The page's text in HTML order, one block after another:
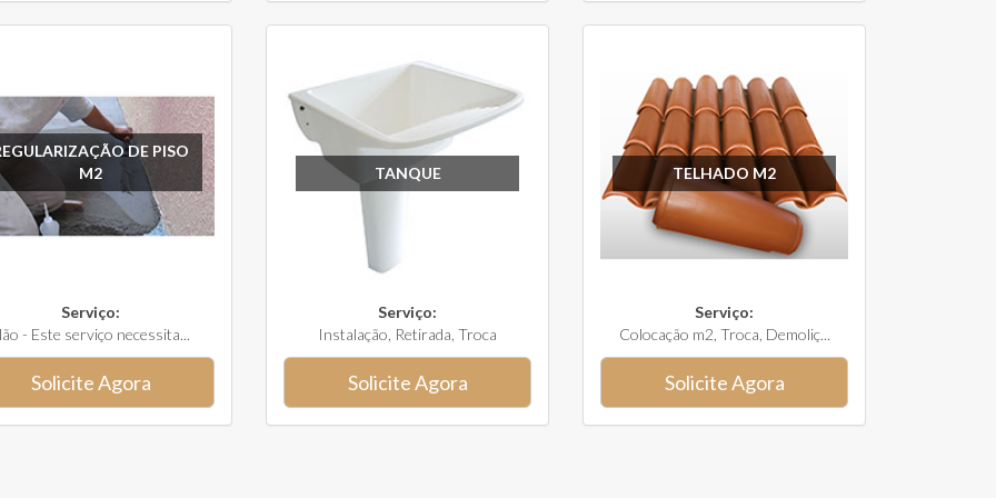
DE PISO
M2
Serviço:
- Este serviço necessita...
Solicite Agora
TANQUE
Serviço:
Instalação, Retirada, Troca
Solicite Agora
TELHADO M2
Serviço:
Colocação m2, Troca, Demoliç...
Solicite Agora